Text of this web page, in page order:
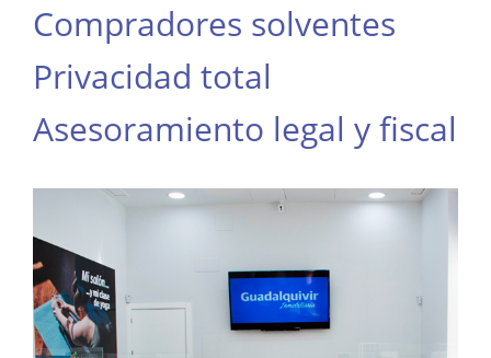
Compradores solventes
Privacidad total
Asesoramiento legal y fiscal